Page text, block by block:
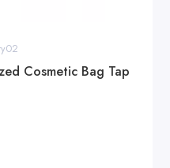
Cosmetic Bag Tap